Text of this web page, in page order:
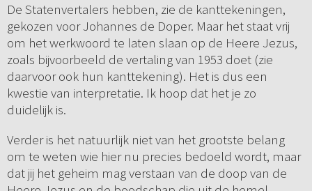
De Statenvertalers hebben, zie de kanttekeningen,
gekozen voor Johannes de Doper. Maar het staat vrij
om het werkwoord te laten slaan op de Heere Jezus,
zoals bijvoorbeeld de vertaling van 1953 doet (zie
daarvoor ook hun kanttekening). Het is dus een
kwestie van interpretatie. Ik hoop dat het je zo
duidelijk is.
Verder is het natuurlijk niet van het grootste belang
om te weten wie hier nu precies bedoeld wordt, maar
dat jij het geheim mag verstaan van de doop van de